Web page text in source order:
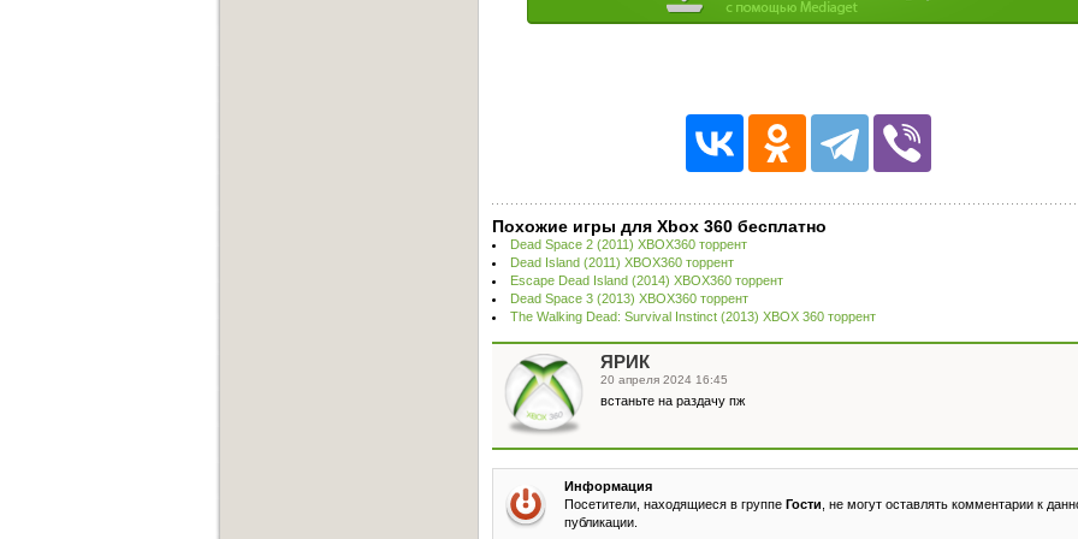
Похожие игры для Xbox 360 бесплатно
Dead Space 2 (2011) XBOX360 торрент
Dead Island (2011) XBOX360 торрент
Escape Dead Island (2014) XBOX360 торрент
Dead Space 3 (2013) XBOX360 торрент
The Walking Dead: Survival Instinct (2013) XBOX 360 торрент
ЯРИК
20 апреля 2024 16:45
встаньте на раздачу пж
Информация
Посетители, находящиеся в группе Гости , не могут оставлять комментарии к
публикации.